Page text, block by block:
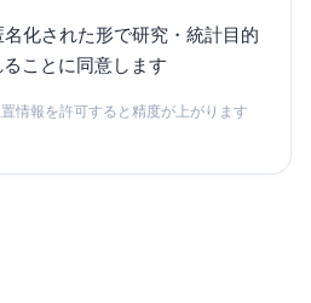
化された形で研究・統計目的
ことに同意します
置情報を許可すると精度が上がります